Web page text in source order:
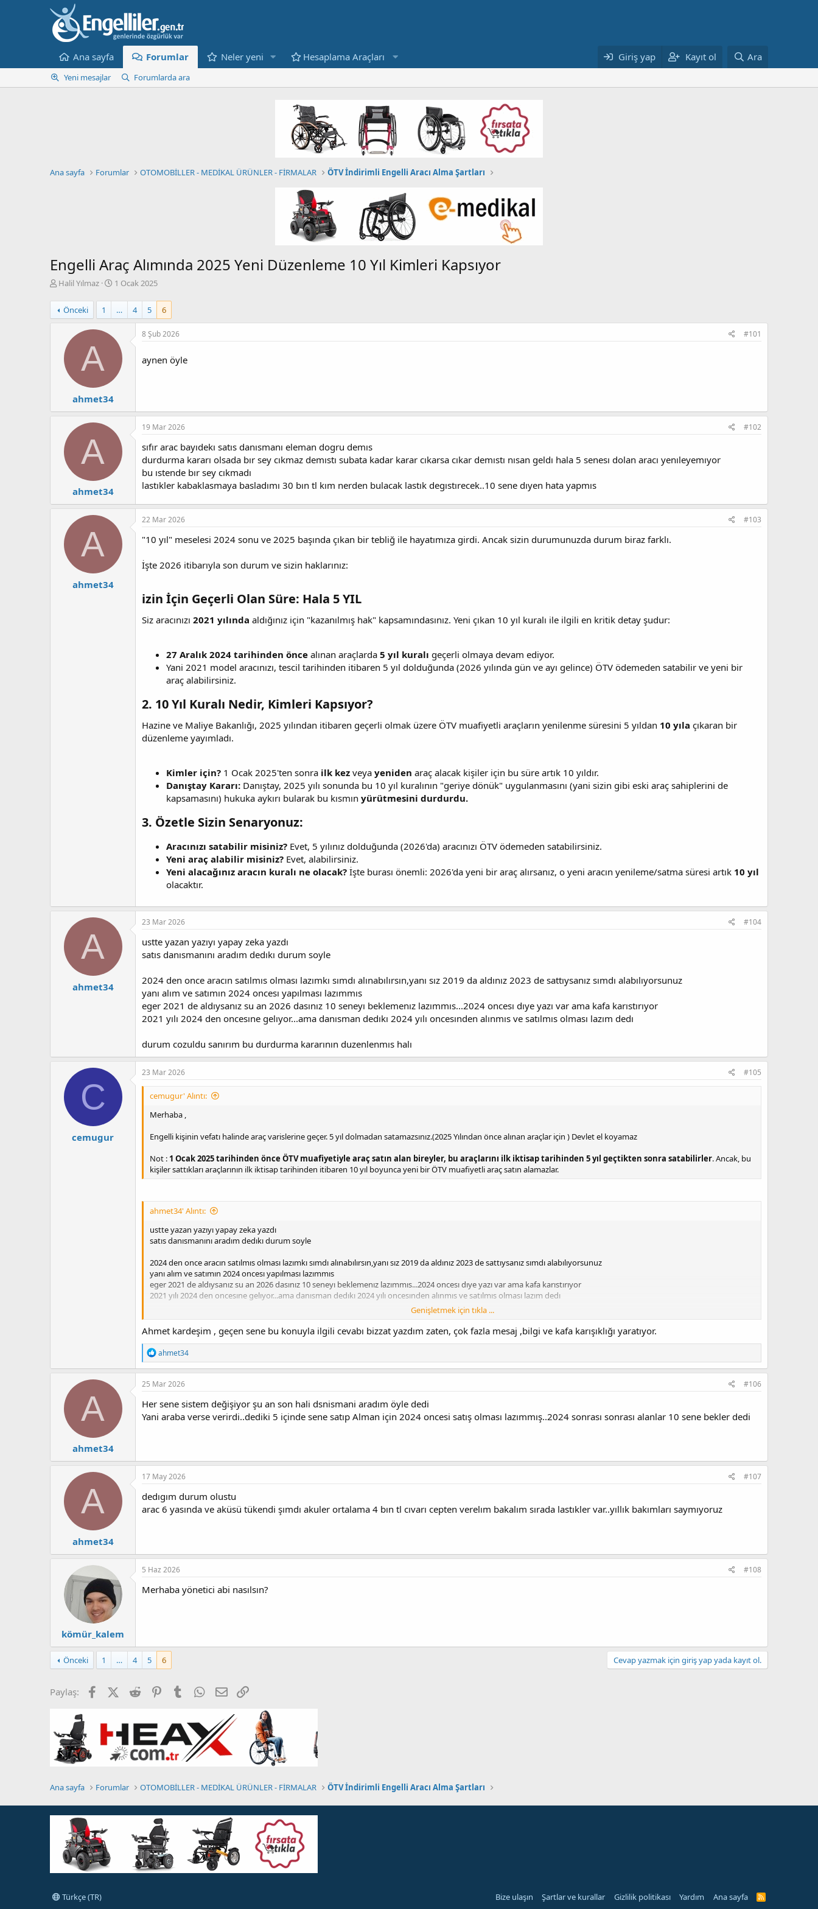
Ana sayfa Forumlar Neler yeni Hesaplama Araçları Giriş yap Kayıt ol Ara
Yeni mesajlar Forumlarda ara
Ana sayfa Forumlar OTOMOBİLLER - MEDİKAL ÜRÜNLER - FİRMALAR ÖTV İndirimli Engelli Aracı Alma Şartları
Engelli Araç Alımında 2025 Yeni Düzenleme 10 Yıl Kimleri Kapsıyor
K
n
b
t
Halil Yılmaz
B
ş
n
t
i
i
1 Ocak 2025
Önceki 1 … 4 5 6
A
ahmet34
8 Şub 2026 #101
aynen öyle
A
ahmet34
19 Mar 2026 #102
sıfır arac bayıdekı satıs danısmanı eleman dogru demıs
durdurma kararı olsada bır sey cıkmaz demıstı subata kadar karar cıkarsa cıkar demıstı nısan geldı hala 5 senesı dolan aracı yenıleyemıyor
bu ıstende bır sey cıkmadı
lastıkler kabaklasmaya basladımı 30 bın tl kım nerden bulacak lastık degıstırecek..10 sene dıyen hata yapmıs
A
ahmet34
22 Mar 2026 #103
"10 yıl" meselesi 2024 sonu ve 2025 başında çıkan bir tebliğ ile hayatımıza girdi. Ancak sizin durumunuzda durum biraz farklı.
İşte 2026 itibarıyla son durum ve sizin haklarınız:
izin İçin Geçerli Olan Süre: Hala 5 YIL​
Siz aracınızı 2021 yılında aldığınız için "kazanılmış hak" kapsamındasınız. Yeni çıkan 10 yıl kuralı ile ilgili en kritik detay şudur:
27 Aralık 2024 tarihinden önce alınan araçlarda 5 yıl kuralı geçerli olmaya devam ediyor.
Yani 2021 model aracınızı, tescil tarihinden itibaren 5 yıl dolduğunda (2026 yılında gün ve ayı gelince) ÖTV ödemeden satabilir ve yeni bir
araç alabilirsiniz.
2. 10 Yıl Kuralı Nedir, Kimleri Kapsıyor?​
Hazine ve Maliye Bakanlığı, 2025 yılından itibaren geçerli olmak üzere ÖTV muafiyetli araçların yenilenme süresini 5 yıldan 10 yıla çıkaran bir
düzenleme yayımladı.
Kimler için? 1 Ocak 2025'ten sonra ilk kez veya yeniden araç alacak kişiler için bu süre artık 10 yıldır.
Danıştay Kararı: Danıştay, 2025 yılı sonunda bu 10 yıl kuralının "geriye dönük" uygulanmasını (yani sizin gibi eski araç sahiplerini de
kapsamasını) hukuka aykırı bularak bu kısmın yürütmesini durdurdu.
3. Özetle Sizin Senaryonuz:​
Aracınızı satabilir misiniz? Evet, 5 yılınız dolduğunda (2026'da) aracınızı ÖTV ödemeden satabilirsiniz.
Yeni araç alabilir misiniz? Evet, alabilirsiniz.
Yeni alacağınız aracın kuralı ne olacak? İşte burası önemli: 2026'da yeni bir araç alırsanız, o yeni aracın yenileme/satma süresi artık 10 yıl
olacaktır.
A
ahmet34
23 Mar 2026 #104
ustte yazan yazıyı yapay zeka yazdı
satıs danısmanını aradım dedıkı durum soyle
2024 den once aracın satılmıs olması lazımkı sımdı alınabılırsın,yanı sız 2019 da aldınız 2023 de sattıysanız sımdı alabılıyorsunuz
yanı alım ve satımın 2024 oncesı yapılması lazımmıs
eger 2021 de aldıysanız su an 2026 dasınız 10 seneyı beklemenız lazımmıs...2024 oncesı dıye yazı var ama kafa karıstırıyor
2021 yılı 2024 den oncesıne gelıyor...ama danısman dedıkı 2024 yılı oncesınden alınmıs ve satılmıs olması lazım dedı
durum cozuldu sanırım bu durdurma kararının duzenlenmıs halı
C
cemugur
23 Mar 2026 #105
cemugur' Alıntı:
Merhaba ,
Engelli kişinin vefatı halinde araç varislerine geçer. 5 yıl dolmadan satamazsınız.(2025 Yılından önce alınan araçlar için ) Devlet el koyamaz
Not : 1 Ocak 2025 tarihinden önce ÖTV muafiyetiyle araç satın alan bireyler, bu araçlarını ilk iktisap tarihinden 5 yıl geçtikten sonra satabilirler. Ancak, bu
kişiler sattıkları araçlarının ilk iktisap tarihinden itibaren 10 yıl boyunca yeni bir ÖTV muafiyetli araç satın alamazlar.
ahmet34' Alıntı:
ustte yazan yazıyı yapay zeka yazdı
satıs danısmanını aradım dedıkı durum soyle
2024 den once aracın satılmıs olması lazımkı sımdı alınabılırsın,yanı sız 2019 da aldınız 2023 de sattıysanız sımdı alabılıyorsunuz
yanı alım ve satımın 2024 oncesı yapılması lazımmıs
eger 2021 de aldıysanız su an 2026 dasınız 10 seneyı beklemenız lazımmıs...2024 oncesı dıye yazı var ama kafa karıstırıyor
2021 yılı 2024 den oncesıne gelıyor...ama danısman dedıkı 2024 yılı oncesınden alınmıs ve satılmıs olması lazım dedı
Genişletmek için tıkla ...
Ahmet kardeşim , geçen sene bu konuyla ilgili cevabı bizzat yazdım zaten, çok fazla mesaj ,bilgi ve kafa karışıklığı yaratıyor.
T
e
p
k
e
r
ahmet34
A
ahmet34
25 Mar 2026 #106
Her sene sistem değişiyor şu an son hali dsnismani aradım öyle dedi
Yani araba verse verirdi..dediki 5 içinde sene satıp Alman için 2024 oncesi satış olması lazımmış..2024 sonrası sonrası alanlar 10 sene bekler dedi
A
ahmet34
17 May 2026 #107
dedıgım durum olustu
arac 6 yasında ve aküsü tükendi şımdı akuler ortalama 4 bın tl cıvarı cepten verelım bakalım sırada lastıkler var..yıllık bakımları saymıyoruz
kömür_kalem
5 Haz 2026 #108
Merhaba yönetici abi nasılsın?
Önceki 1 … 4 5 6 Cevap yazmak için giriş yap yada kayıt ol.
Paylaş: FacebookX (Twitter)
Reddit PinterestTumblr WhatsApp
E-posta
Ana sayfa Forumlar OTOMOBİLLER - MEDİKAL ÜRÜNLER - FİRMALAR ÖTV İndirimli Engelli Aracı Alma Şartları
Türkçe (TR) Bize ulaşın Şartlar ve kurallar Gizlilik politikası Yardım Ana sayfa
R